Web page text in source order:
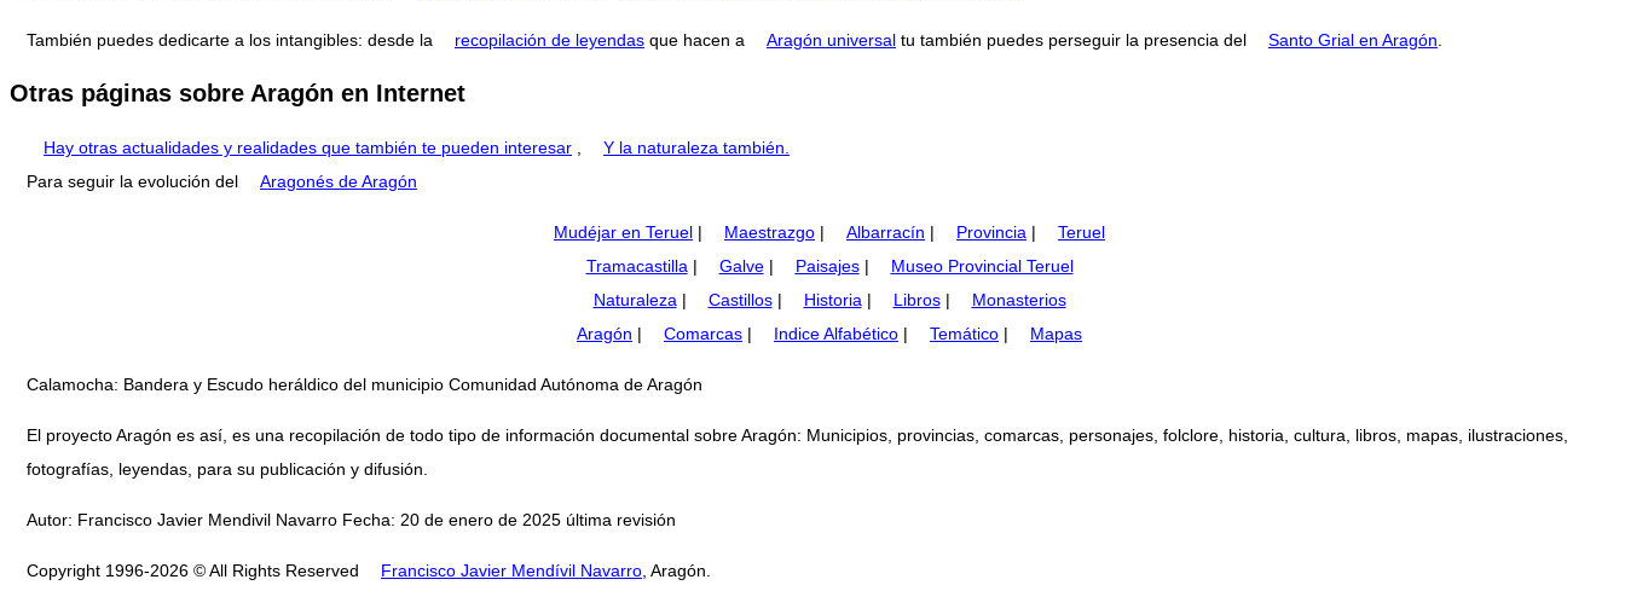
También puedes dedicarte a los intangibles: desde la recopilación de leyendas que hacen a Aragón universal tu también puedes perseguir la presencia del Santo Grial en Aragón
Otras páginas sobre Aragón en Internet
Hay otras actualidades y realidades que también te pueden interesar
Y la naturaleza también.
Para seguir la evolución del
Aragonés de Aragón
Mudéjar en Teruel | Maestrazgo | Albarracín | Provincia |
Teruel
Tramacastilla | Galve| Paisajes|
Museo Provincial Teruel
Naturaleza | Castillos| Historia | Libros|
Monasterios
Aragón | Comarcas | Indice Alfabético | Temático | Mapas
Calamocha: Bandera y Escudo heráldico del municipio Comunidad Autónoma de Aragón
El proyecto Aragón es así, es una recopilación de todo tipo de información documental sobre Aragón: Municipios, provincias, comarcas, personajes, folclore, historia, cultura, libros, mapas, ilustraciones,
fotografías, leyendas, para su publicación y difusión.
Autor: Francisco Javier Mendivil Navarro Fecha: 20 de enero de 2025 última revisión
Copyright 1996-2026 © All Rights Reserved Francisco Javier Mendívil Navarro , Aragón.